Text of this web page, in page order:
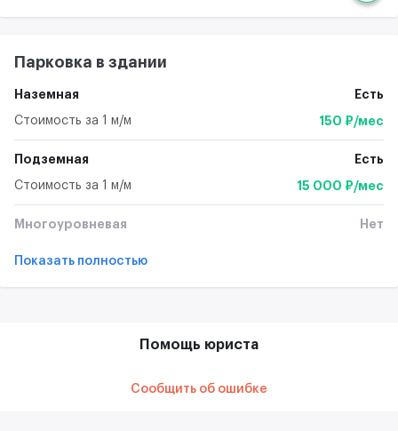
Парковка в здании
Наземная Есть
Стоимость за 1 м/м 150 ₽/мес
Подземная Есть
Стоимость за 1 м/м 15 000 ₽/мес
Многоуровневая Нет
Показать полностью
Помощь юриста
Сообщить об ошибке